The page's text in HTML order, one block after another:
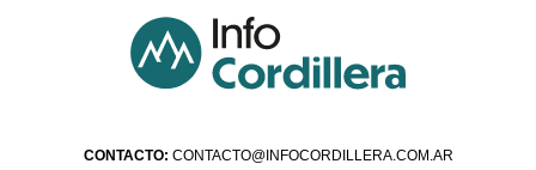
CONTACTO: CONTACTO@INFOCORDILLERA.COM.AR